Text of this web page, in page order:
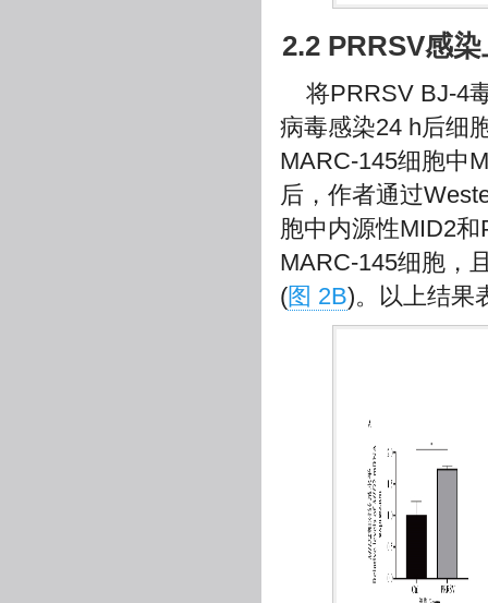
2.2 PRRSV感
将PRRSV BJ-4
病毒感染24 h后细
MARC-145细胞中
后，作者通过
胞中内源性MID2
MARC-145细胞，
(图 2B)。以上结果